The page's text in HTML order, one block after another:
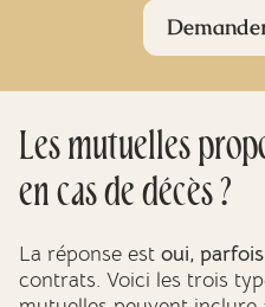
Les mutuelles
en cas de décès ?
La réponse est oui, parfois
contrats. Voici les trois